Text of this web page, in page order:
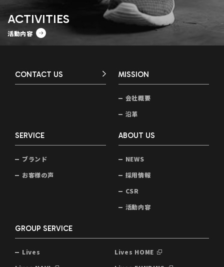
ACTIVITIES
活動内容
CONTACT US MISSION
会社概要
沿革
SERVICE
ブランド
お客様の声
ABOUT US
NEWS
採用情報
CSR
活動内容
GROUP SERVICE
Lives
Lives HOME